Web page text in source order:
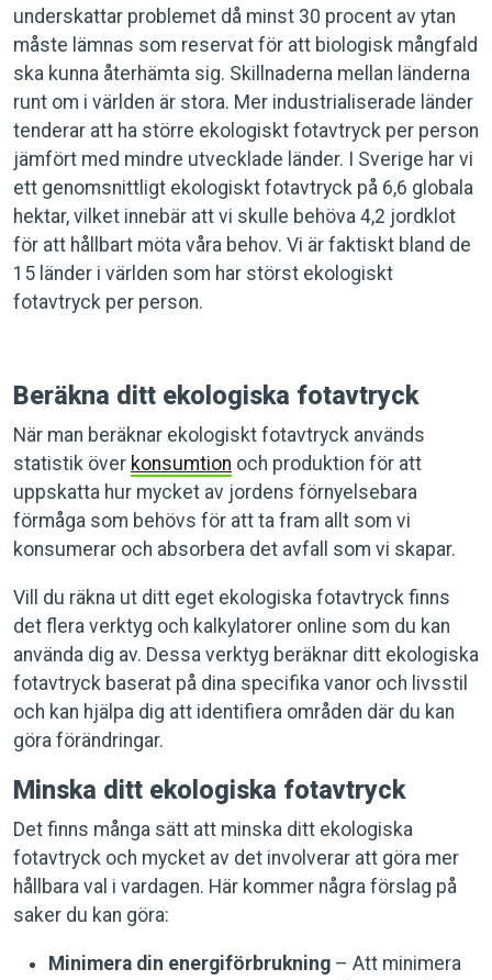
underskattar problemet då minst 30 procent av ytan
måste lämnas som reservat för att biologisk mångfald
ska kunna återhämta sig. Skillnaderna mellan länderna
runt om i världen är stora. Mer industrialiserade länder
tenderar att ha större ekologiskt fotavtryck per person
jämfört med mindre utvecklade länder. I Sverige har vi
ett genomsnittligt ekologiskt fotavtryck på 6,6 globala
hektar, vilket innebär att vi skulle behöva 4,2 jordklot
för att hållbart möta våra behov. Vi är faktiskt bland de
15 länder i världen som har störst ekologiskt
fotavtryck per person.
Beräkna ditt ekologiska fotavtryck
När man beräknar ekologiskt fotavtryck används
statistik över konsumtion och produktion för att
uppskatta hur mycket av jordens förnyelsebara
förmåga som behövs för att ta fram allt som vi
konsumerar och absorbera det avfall som vi skapar.
Vill du räkna ut ditt eget ekologiska fotavtryck finns
det flera verktyg och kalkylatorer online som du kan
använda dig av. Dessa verktyg beräknar ditt ekologiska
fotavtryck baserat på dina specifika vanor och livsstil
och kan hjälpa dig att identifiera områden där du kan
göra förändringar.
Minska ditt ekologiska fotavtryck
Det finns många sätt att minska ditt ekologiska
fotavtryck och mycket av det involverar att göra mer
hållbara val i vardagen. Här kommer några förslag på
saker du kan göra:
Minimera din energiförbrukning – Att minimera